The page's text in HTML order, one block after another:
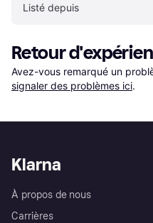
Listé depuis
Retour
Avez-vous remarqué un
signaler des problèmes ici.
Klarna
À propos de nous
Carrières